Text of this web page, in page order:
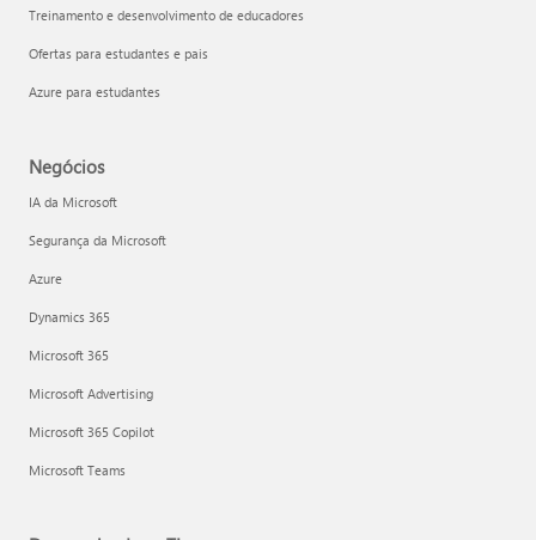
Treinamento e desenvolvimento de educadores
Ofertas para estudantes e pais
Azure para estudantes
Negócios
IA da Microsoft
Segurança da Microsoft
Azure
Dynamics 365
Microsoft 365
Microsoft Advertising
Microsoft 365 Copilot
Microsoft Teams